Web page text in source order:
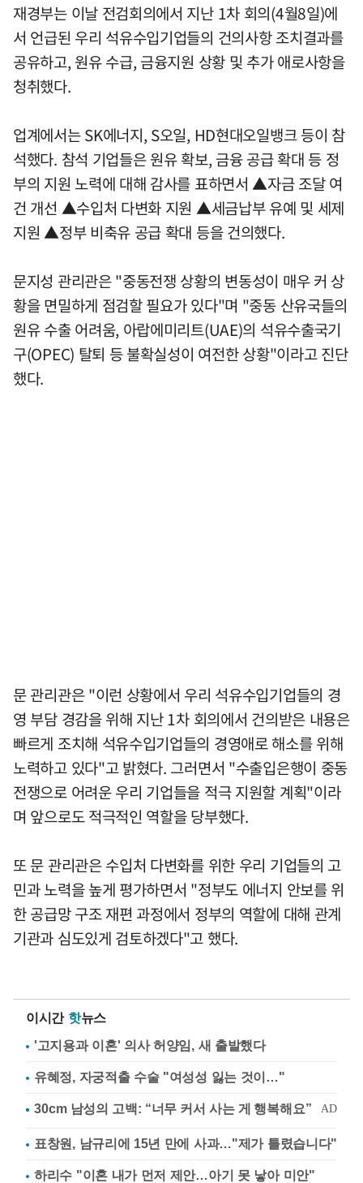
재경부는 이날 전검회의에서 지난 1차 회의(4월8일)에
서 언급된 우리 석유수입기업들의 건의사항 조치결과를
공유하고, 원유 수급, 금융지원 상황 및 추가 애로사항을
청취했다.
업계에서는 SK에너지, S오일, HD현대오일뱅크 등이 참
석했다. 참석 기업들은 원유 확보, 금융 공급 확대 등 정
부의 지원 노력에 대해 감사를 표하면서 ▲자금 조달 여
건 개선 ▲수입처 다변화 지원 ▲세금납부 유예 및 세제
지원 ▲정부 비축유 공급 확대 등을 건의했다.
문지성 관리관은 "중동전쟁 상황의 변동성이 매우 커 상
황을 면밀하게 점검할 필요가 있다"며 "중동 산유국들의
원유 수출 어려움, 아랍에미리트(UAE)의 석유수출국기
구(OPEC) 탈퇴 등 불확실성이 여전한 상황"이라고 진단
했다.
문 관리관은 "이런 상황에서 우리 석유수입기업들의 경
영 부담 경감을 위해 지난 1차 회의에서 건의받은 내용은
빠르게 조치해 석유수입기업들의 경영애로 해소를 위해
노력하고 있다"고 밝혔다. 그러면서 "수출입은행이 중동
전쟁으로 어려운 우리 기업들을 적극 지원할 계획"이라
며 앞으로도 적극적인 역할을 당부했다.
또 문 관리관은 수입처 다변화를 위한 우리 기업들의 고
민과 노력을 높게 평가하면서 "정부도 에너지 안보를 위
한 공급망 구조 재편 과정에서 정부의 역할에 대해 관계
기관과 심도있게 검토하겠다"고 했다.
이시간 핫뉴스
'고지용과 이혼' 의사 허양임, 새 출발했다
유혜정, 자궁적출 수술 "여성성 잃는 것이…"
표창원, 남규리에 15년 만에 사과…"제가 틀렸습니다"
하리수 "이혼 내가 먼저 제안…아기 못 낳아 미안"